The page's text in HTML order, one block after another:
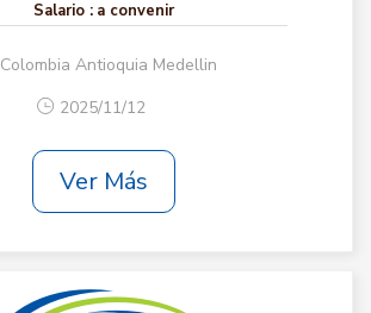
Salario : a convenir
Colombia Antioquia Medellin
2025/11/12
Ver Más